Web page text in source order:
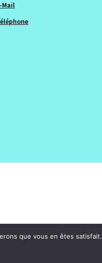
Mail
que vous en êtes satisfait.